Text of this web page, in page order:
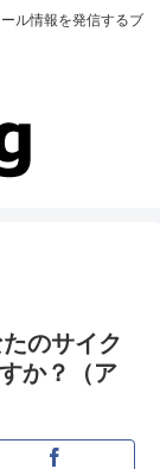
ル情報を発信するブ
のサイク
か？（ア